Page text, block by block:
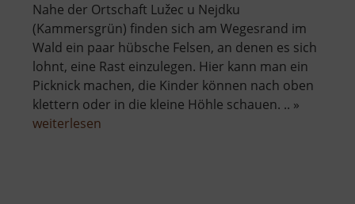
Nahe der Ortschaft Lužec u Nejdku
(Kammersgrün) finden sich am Wegesrand im
Wald ein paar hübsche Felsen, an denen es sich
lohnt, eine Rast einzulegen. Hier kann man ein
Picknick machen, die Kinder können nach oben
klettern oder in die kleine Höhle schauen. .. »
weiterlesen